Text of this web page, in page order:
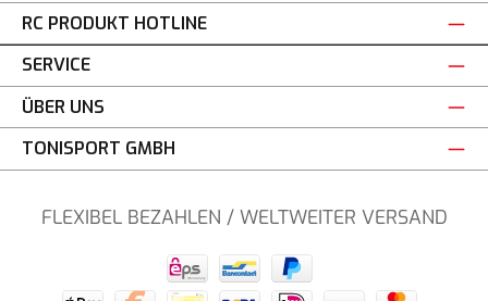
RC PRODUKT HOTLINE
SERVICE
ÜBER UNS
TONISPORT GMBH
FLEXIBEL BEZAHLEN / WELTWEITER VERSAND